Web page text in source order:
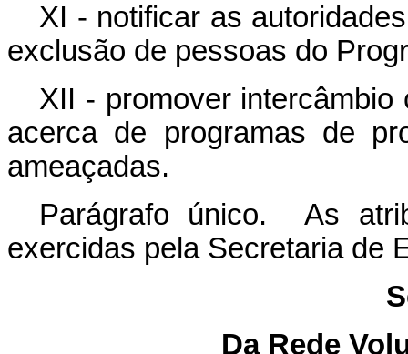
XI - notificar as
exclusão de pessoas do
XII - promover
acerca de programas de
ameaçadas.
Parágrafo único. As
exercidas pela Secretaria de
Da Rede